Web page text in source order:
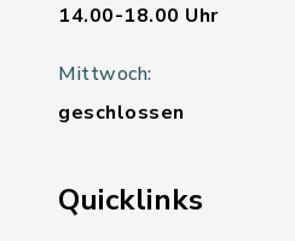
14.00-18.00 Uhr
Mittwoch:
geschlossen
Quicklinks